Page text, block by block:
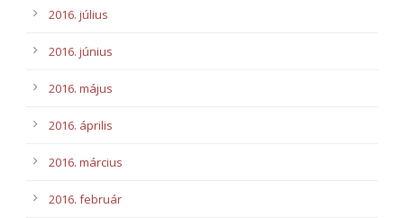
2016. július
2016. június
2016. május
2016. április
2016. március
2016. február